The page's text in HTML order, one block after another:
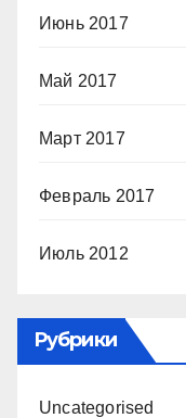
Июнь 2017
Май 2017
Март 2017
Февраль 2017
Июль 2012
Рубрики
Uncategorised